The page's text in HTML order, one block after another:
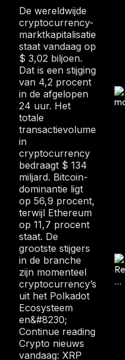
De wereldwijde
cryptocurrency-
marktkapitalisatie
staat vandaag op
$ 3,02 biljoen.
Dat is een stijging
van 4,2 procent
in de afgelopen
24 uur. Het
totale
transactievolume
in
cryptocurrency
bedraagt $ 134
miljard. Bitcoin-
dominantie ligt
op 56,9 procent,
terwijl Ethereum
op 11,7 procent
staat. De
grootste stijgers
in de branche
zijn momenteel
cryptocurrency’s
uit het Polkadot
Ecosysteem
en&#8230;
Continue reading
Crypto nieuws
vandaag: XRP